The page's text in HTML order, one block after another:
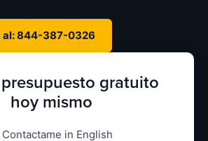
al: 844-387-0326
gratuito
hoy mismo
Contactame in English